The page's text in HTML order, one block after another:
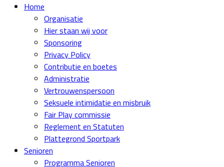
Home
Organisatie
Hier staan wij voor
Sponsoring
Privacy Policy
Contributie en boetes
Administratie
Vertrouwenspersoon
Seksuele intimidatie en misbruik
Fair Play commissie
Reglement en Statuten
Plattegrond Sportpark
Senioren
Programma Senioren